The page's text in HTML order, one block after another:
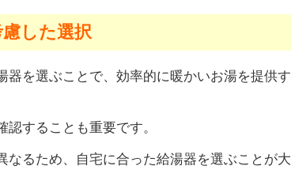
した選択
を選ぶことで、効率的に暖かいお湯を提供す
することも重要です。
るため、自宅に合った給湯器を選ぶことが大